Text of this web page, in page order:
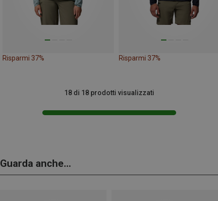
Risparmi 37% Risparmi 37%
18 di 18 prodotti visualizzati
Guarda anche...